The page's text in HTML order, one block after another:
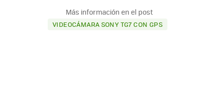
Más información en el post
VIDEOCÁMARA SONY TG7 CON GPS